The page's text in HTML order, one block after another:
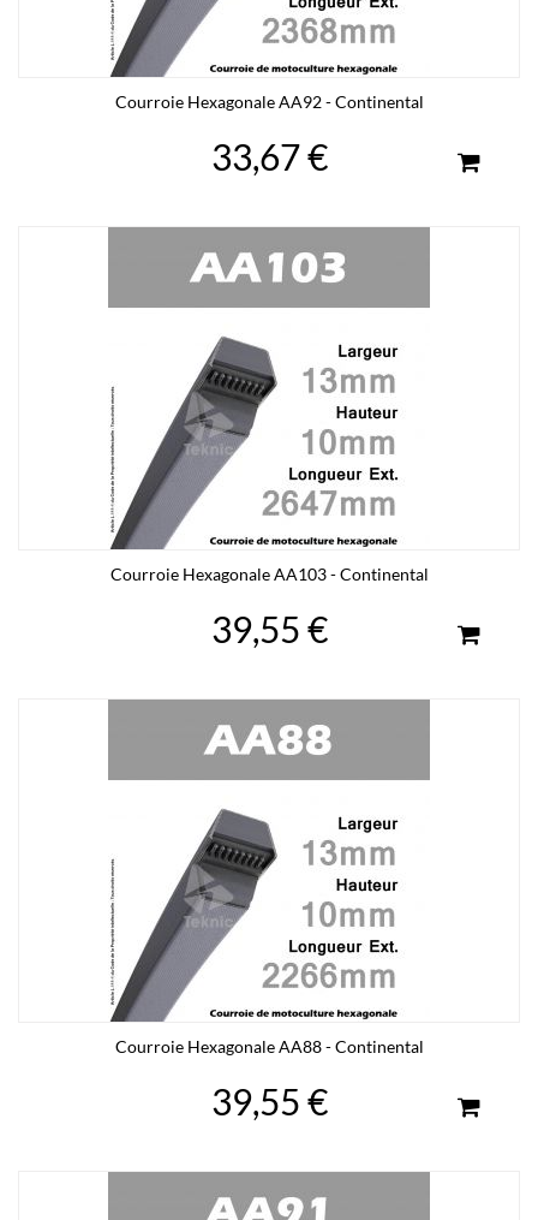
Courroie Hexagonale AA92 - Continental
33,67 €
Courroie Hexagonale AA103 - Continental
39,55 €
Courroie Hexagonale AA88 - Continental
39,55 €